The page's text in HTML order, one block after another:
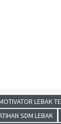
LEBAK
SDM LEBAK